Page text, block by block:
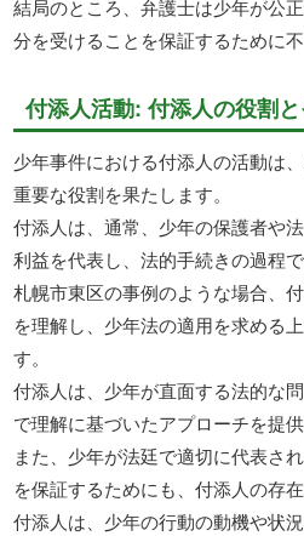
結局のところ、弁護士は少年が公
分を受けることを保証するために不
付添人活動: 付添人の役割
少年事件における付添人の活動は
重要な役割を果たします。
付添人は、通常、少年の保護者や
利益を代表し、法的手続きの過程
札幌市東区の事例のような場合、
を理解し、少年法の適用を求める
す。
付添人は、少年が直面する法的な
で理解に基づいたアプローチを提
また、少年が法廷で適切に代表さ
を保証するためにも、付添人の存在
付添人は、少年の行動の動機や状